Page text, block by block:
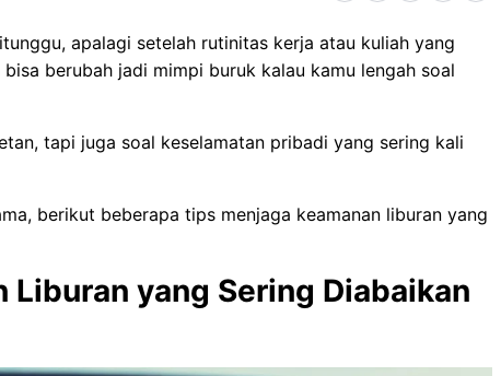
apalagi setelah rutinitas kerja atau kuliah yang
berubah jadi mimpi buruk kalau kamu lengah soal
tapi juga soal keselamatan pribadi yang sering kali
berikut beberapa tips menjaga keamanan liburan yang
Liburan yang Sering Diabaikan